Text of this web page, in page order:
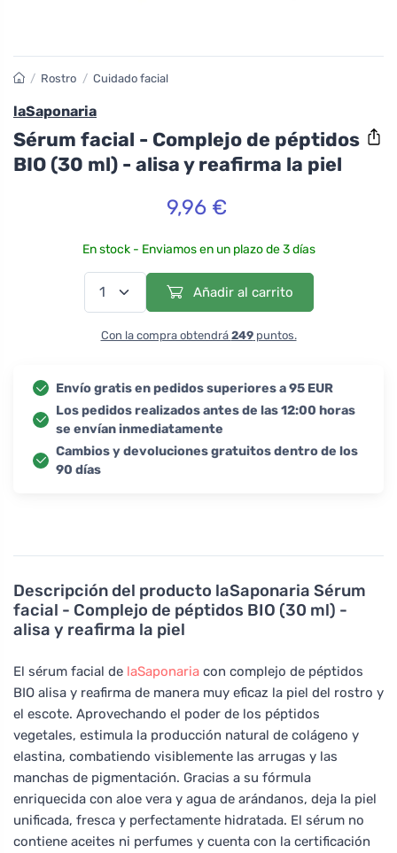
Descripción del producto laSaponaria Sérum
facial - Complejo de péptidos BIO (30 ml) -
alisa y reafirma la piel
El sérum facial de laSaponaria con complejo de péptidos
BIO alisa y reafirma de manera muy eficaz la piel del rostro y
el escote. Aprovechando el poder de los péptidos
vegetales, estimula la producción natural de colágeno y
elastina, combatiendo visiblemente las arrugas y las
manchas de pigmentación. Gracias a su fórmula
enriquecida con aloe vera y agua de arándanos, deja la piel
unificada, fresca y perfectamente hidratada. El sérum no
contiene aceites ni perfumes y cuenta con la certificación
/ Rostro / Cuidado facial
laSaponaria
Sérum facial - Complejo de péptidos
BIO (30 ml) - alisa y reafirma la piel
9,96 €
En stock - Enviamos en un plazo de 3 días
Añadir al carrito
Con la compra obtendrá 249puntos.
Envío gratis en pedidos superiores a 95 EUR
Los pedidos realizados antes de las 12:00 horas
se envían inmediatamente
Cambios y devoluciones gratuitos dentro de los
90 días